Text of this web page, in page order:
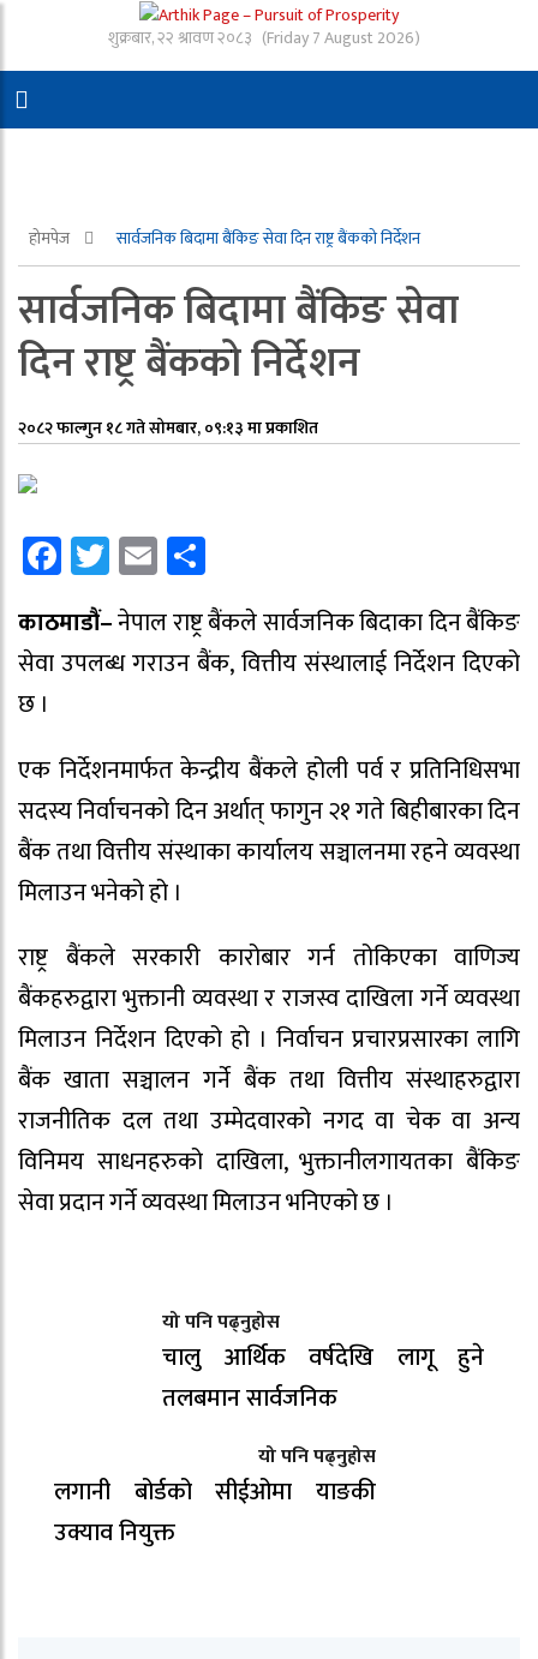
शुक्रबार, २२ श्रावण २०८३ (Friday 7 August 2026)
होमपेज सार्वजनिक बिदामा बैंकिङ सेवा दिन राष्ट्र बैंकको निर्देशन
सार्वजनिक बिदामा बैंकिङ सेवा
दिन राष्ट्र बैंकको निर्देशन
२०८२ फाल्गुन १८ गते सोमबार, ०९:१३ मा प्रकाशित
Facebook
Twitter
Email
काठमाडौं–नेपाल राष्ट्र बैंकले सार्वजनिक बिदाका दिन बैंकिङ
सेवा उपलब्ध गराउन बैंक, वित्तीय संस्थालाई निर्देशन दिएको
छ ।
एक निर्देशनमार्फत केन्द्रीय बैंकले होली पर्व र प्रतिनिधिसभा
सदस्य निर्वाचनको दिन अर्थात् फागुन २१ गते बिहीबारका दिन
बैंक तथा वित्तीय संस्थाका कार्यालय सञ्चालनमा रहने व्यवस्था
मिलाउन भनेको हो ।
राष्ट्र बैंकले सरकारी कारोबार गर्न तोकिएका वाणिज्य
बैंकहरुद्वारा भुक्तानी व्यवस्था र राजस्व दाखिला गर्ने व्यवस्था
मिलाउन निर्देशन दिएको हो । निर्वाचन प्रचारप्रसारका लागि
बैंक खाता सञ्चालन गर्ने बैंक तथा वित्तीय संस्थाहरुद्वारा
राजनीतिक दल तथा उम्मेदवारको नगद वा चेक वा अन्य
विनिमय साधनहरुको दाखिला, भुक्तानीलगायतका बैंकिङ
सेवा प्रदान गर्ने व्यवस्था मिलाउन भनिएको छ ।
यो पनि पढ्नुहोस
चालु आर्थिक वर्षदेखि लागू हुने
तलबमान सार्वजनिक
यो पनि पढ्नुहोस
लगानी बोर्डको सीईओमा याङकी
उक्याव नियुक्त